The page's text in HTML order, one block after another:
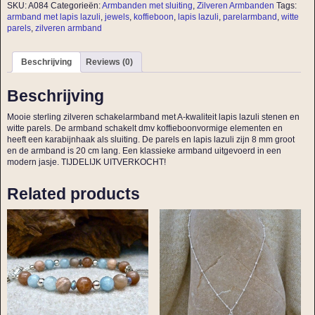
SKU:A084 Categorieën:Armbanden met sluiting, Zilveren Armbanden Tags:
armband met lapis lazuli, jewels, koffieboon, lapis lazuli, parelarmband , witte
parels, zilveren armband
Beschrijving Reviews (0)
Beschrijving
Mooie sterling zilveren schakelarmband met A-kwaliteit lapis lazuli stenen en
witte parels. De armband schakelt dmv koffieboonvormige elementen en
heeft een karabijnhaak als sluiting. De parels en lapis lazuli zijn 8 mm groot
en de armband is 20 cm lang. Een klassieke armband uitgevoerd in een
modern jasje. TIJDELIJK UITVERKOCHT!
Related products